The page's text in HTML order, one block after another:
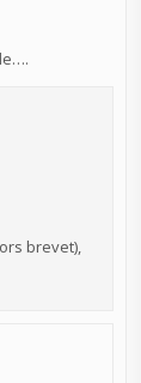
brevet),